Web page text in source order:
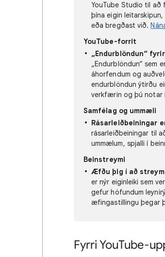
YouTube Studio til að
þína eigin
eða bregðast við.
YouTube-forrit
„Endurblöndun“
„Endurblöndun“ sem
áhorfendum og
endurblöndun ýtirðu
verkfærin og þú notar
Samfélag og ummæli
Rásarleiðbeiningar
rásarleiðbeiningar til
ummælum, spjalli í
Beinstreymi
Æfðu þig í að
er nýr eiginleiki sem
gefur höfundum
æfingastillingu þegar
Fyrri YouTube-